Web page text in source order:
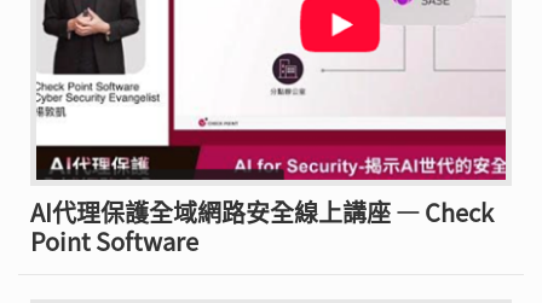
AI代理保護全域網路安全線上講座 — Check
Point Software